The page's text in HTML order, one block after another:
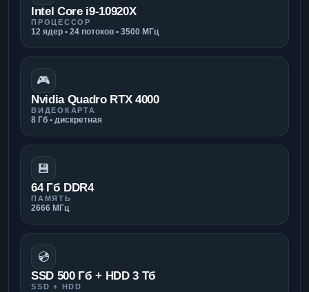
Intel Core i9-10920X
ПРОЦЕССОР
12 ядер • 24 потоков • 3500 МГц
🎮
Nvidia Quadro RTX 4000
ВИДЕОКАРТА
8 Гб • дискретная
💾
64 Гб DDR4
ПАМЯТЬ
2666 МГц
💿
SSD 500 Гб + HDD 3 Тб
SSD + HDD